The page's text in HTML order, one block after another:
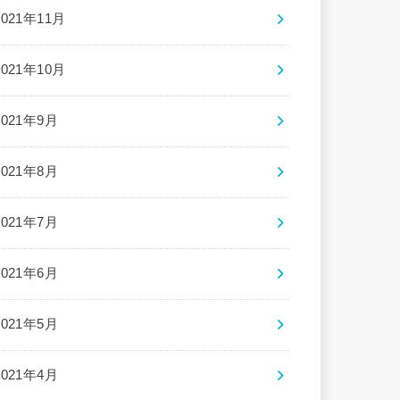
年11月
年10月
年9月
年8月
年7月
年6月
年5月
年4月